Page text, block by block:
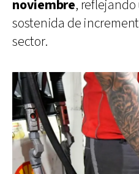
noviembre,
sostenida de
sector.